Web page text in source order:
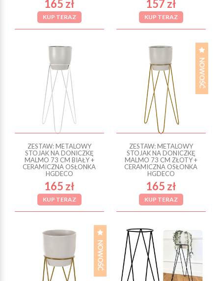
165 zł
KUP TERAZ
157 zł
KUP TERAZ
ZESTAW: METALOWY
STOJAK NA DONICZKĘ
MALMO 73 CM BIAŁY +
CERAMICZNA OSŁONKA
HGDECO
165 zł
KUP TERAZ
ZESTAW: METALOWY
STOJAK NA DONICZKĘ
MALMO 73 CM ZŁOTY +
CERAMICZNA OSŁONKA
HGDECO
165 zł
KUP TERAZ